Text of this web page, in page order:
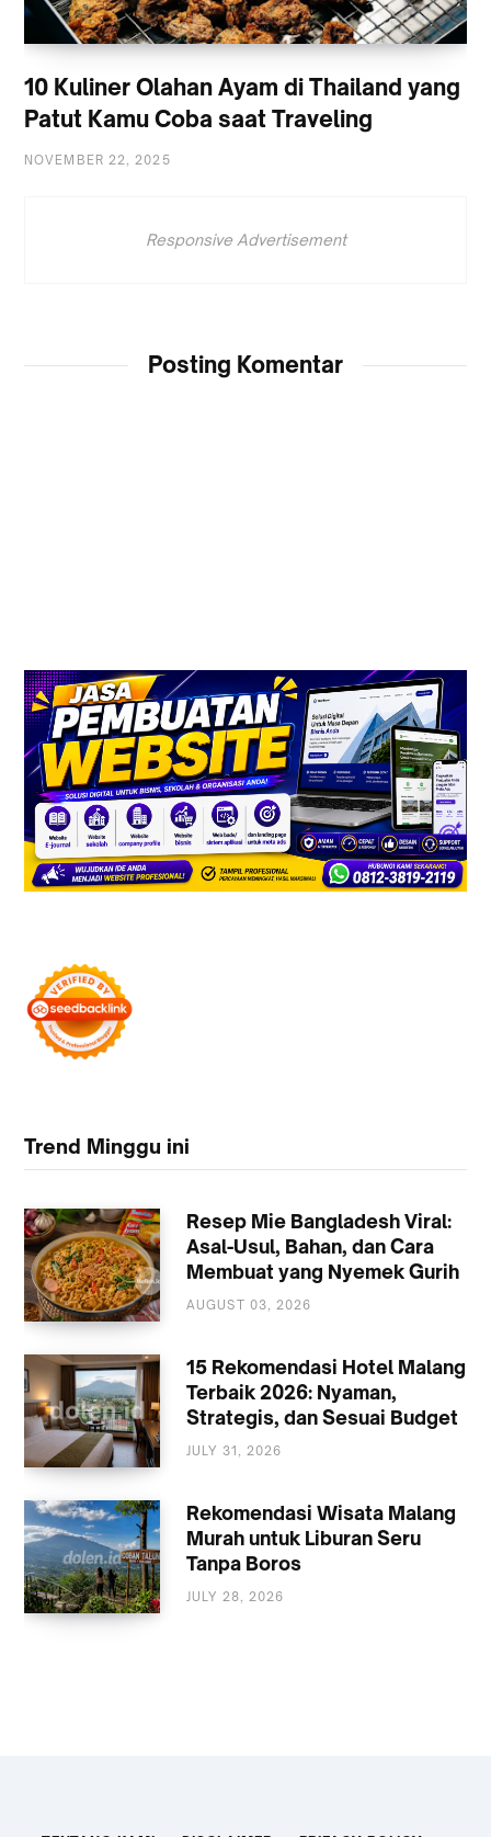
10 Kuliner Olahan Ayam di Thailand yang
Patut Kamu Coba saat Traveling
NOVEMBER 22, 2025
Responsive Advertisement
Posting Komentar
Trend Minggu ini
Resep Mie Bangladesh Viral:
Asal-Usul, Bahan, dan Cara
Membuat yang Nyemek Gurih
AUGUST 03, 2026
AKOMODASI
15 Rekomendasi Hotel Malang
Terbaik 2026: Nyaman,
Strategis, dan Sesuai Budget
JULY 31, 2026
Rekomendasi Wisata Malang
Murah untuk Liburan Seru
Tanpa Boros
JULY 28, 2026